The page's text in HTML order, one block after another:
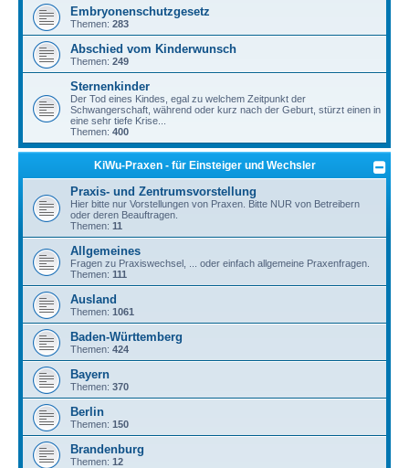
Embryonenschutzgesetz
Themen: 283
Abschied vom Kinderwunsch
Themen: 249
Sternenkinder
Der Tod eines Kindes, egal zu welchem Zeitpunkt der
Schwangerschaft, während oder kurz nach der Geburt, stürzt einen in
eine sehr tiefe Krise...
Themen: 400
KiWu-Praxen - für Einsteiger und Wechsler
Praxis- und Zentrumsvorstellung
Hier bitte nur Vorstellungen von Praxen. Bitte NUR von Betreibern
oder deren Beauftragen.
Themen: 11
Allgemeines
Fragen zu Praxiswechsel, ... oder einfach allgemeine Praxenfragen.
Themen: 111
Ausland
Themen: 1061
Baden-Württemberg
Themen: 424
Bayern
Themen: 370
Berlin
Themen: 150
Brandenburg
Themen: 12